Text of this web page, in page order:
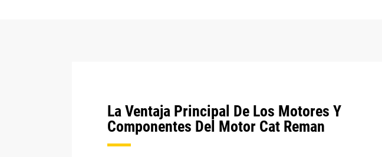
La Ventaja Principal De Los Motores Y
Componentes Del Motor Cat Reman